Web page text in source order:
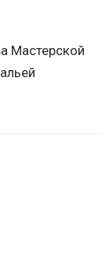
Мастерской